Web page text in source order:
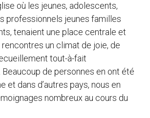
où les jeunes, adolescents,
professionnels jeunes familles
tenaient une place centrale et
rencontres un climat de joie, de
tout-à-fait
de personnes en ont été
et dans d’autres pays, nous en
nombreux au cours du